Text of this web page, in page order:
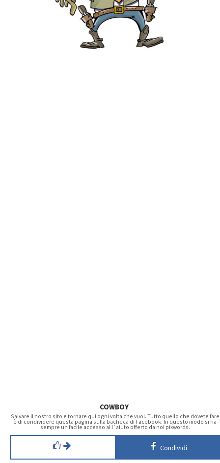
COWBOY
Salvare il nostro sito e tornare qui ogni volta che vuoi. Tutto quello che dovete fare
è di condividere questa pagina sulla bacheca di Facebook. In questo modo si ha
sempre un facile accesso al l`aiuto offerto da noi pixwords.
Condividi